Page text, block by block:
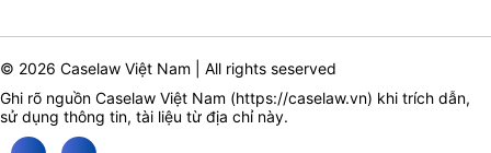
© 2026 Caselaw Việt Nam | All rights seserved
Ghi rõ nguồn Caselaw Việt Nam (https://caselaw.vn) khi trích dẫn,
sử dụng thông tin, tài liệu từ địa chỉ này.